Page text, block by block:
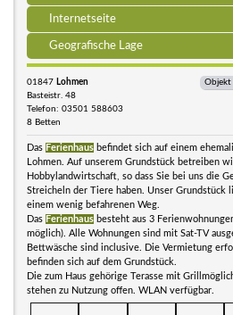
Internetseite
Geografische Lage
01847 Lohmen
Basteistr. 48
Telefon: 03501 588603
8 Betten
Objekt
Das Ferienhaus befindet sich auf einem
Lohmen. Auf unserem Grundstück betreiben
Hobbylandwirtschaft, so dass Sie bei uns die
Streicheln der Tiere haben. Unser Grundstück
einem wenig befahrenen Weg.
Das Ferienhaus besteht aus 3
möglich). Alle Wohnungen sind mit Sat-TV
Bettwäsche sind inclusive. Die Vermietung
befinden sich auf dem Grundstück.
Die zum Haus gehörige Terasse mit
stehen zu Nutzung offen. WLAN verfügbar.